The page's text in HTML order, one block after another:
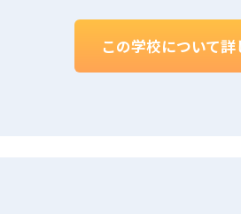
この学校について詳